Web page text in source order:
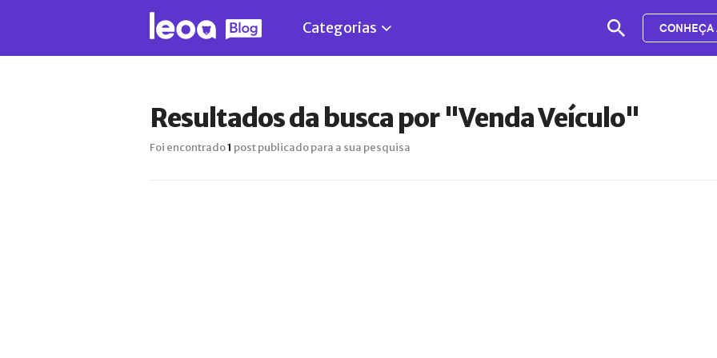
Categorias CONHEÇA
Resultados da busca por "Venda Veículo"
Foi encontrado1 post publicado para a sua pesquisa